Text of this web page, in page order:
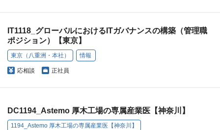
IT1118_グローバルにおけるITガバナンスの構築（管理職
ポジション）【東京】
東京（八重洲・本社） 情報
応相談 正社員
DC1194_Astemo 厚木工場の専属産業医【神奈川】
1194_Astemo 厚木工場の専属産業医【神奈川】